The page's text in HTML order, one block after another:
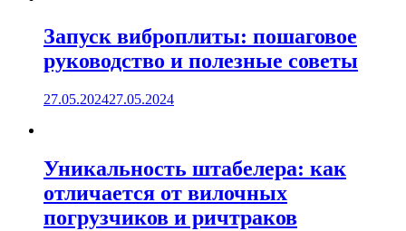
Запуск виброплиты: пошаговое
руководство и полезные советы
27.05.202427.05.2024
Уникальность штабелера: как
отличается от вилочных
погрузчиков и ричтраков